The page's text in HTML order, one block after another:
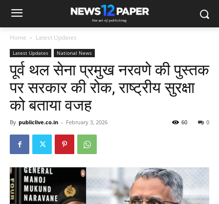
Home Latest Updates
Latest Updates National News
पूर्व थल सेना प्रमुख नरवणे की पुस्तक
पर सरकार की रोक, राष्ट्रीय सुरक्षा
को बताया वजह
By publiclive.co.in - February 3, 2026 0
60